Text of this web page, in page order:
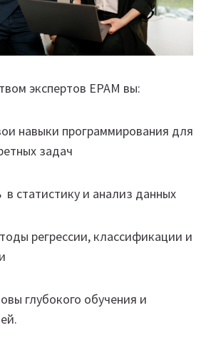
экспертов EPAM вы:
навыки программирования для
задач
в статистику и анализ данных
регрессии, классификации и
глубокого обучения и